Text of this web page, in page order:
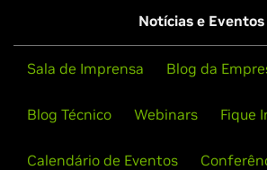
Notícias e Eventos
Sala de Imprensa Blog da
Blog Técnico Webinars Fique
Calendário de Eventos